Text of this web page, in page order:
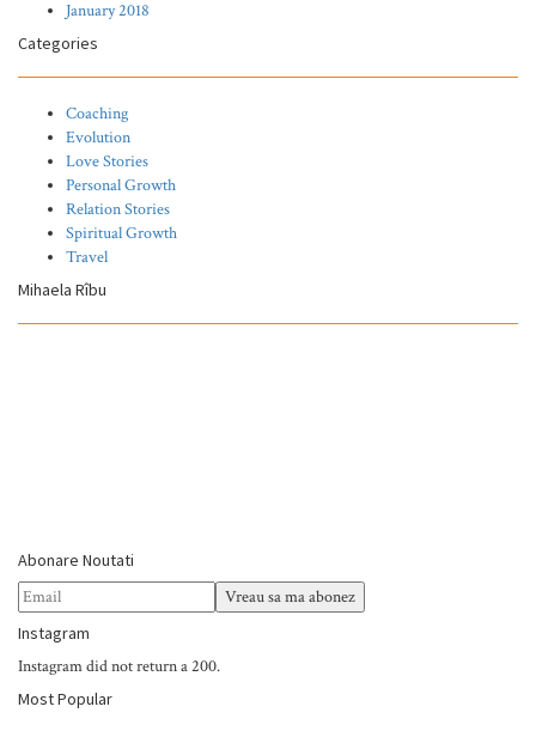
January 2018
Categories
Coaching
Evolution
Love Stories
Personal Growth
Relation Stories
Spiritual Growth
Travel
Mihaela Rîbu
Abonare Noutati
Instagram
Instagram did not return a 200.
Most Popular